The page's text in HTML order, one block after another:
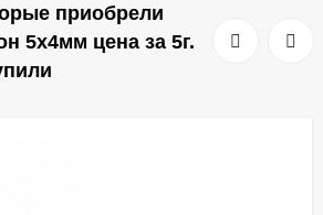
приобрели
5х4мм цена за 5г.